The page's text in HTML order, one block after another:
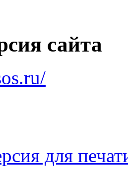
сайта
для